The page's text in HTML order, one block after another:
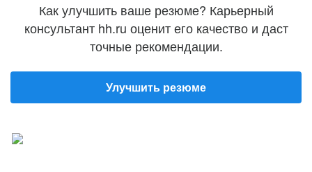
Как улучшить ваше резюме? Карьерный
консультант hh.ru оценит его качество и даст
точные рекомендации.
Улучшить резюме